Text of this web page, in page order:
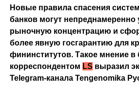
Новые правила спасения
банков могут непреднамеренно
рыночную концентрацию и
более явную госгарантию для
фининститутов. Такое мнение в
корреспондентом LS выразил
Telegram-канала Tengenomika